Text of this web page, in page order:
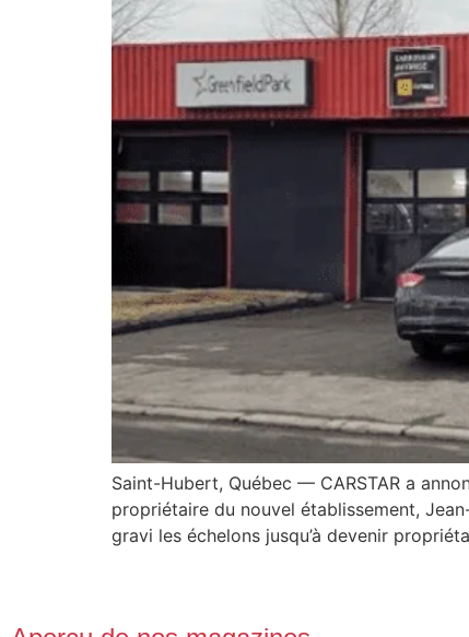
Saint-Hubert, Québec — CARSTAR a
propriétaire du nouvel établissement,
gravi les échelons jusqu’à devenir